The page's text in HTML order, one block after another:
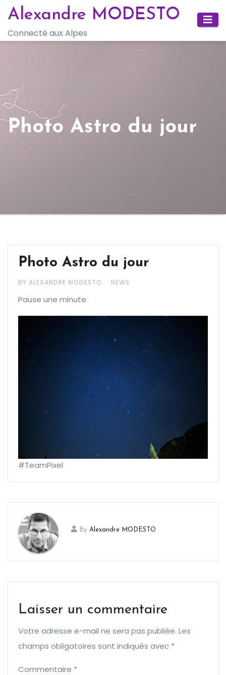
Skip
content
Alexandre MODESTO
Connecté aux Alpes
Photo Astro du jour
Photo Astro du jour
BY ALEXANDRE MODESTO NEWS
Pause une minute
#TeamPixel
By Alexandre MODESTO
Laisser un commentaire
Votre adresse e-mail ne sera pas publiée. Les
champs obligatoires sont indiqués avec *
Commentaire *